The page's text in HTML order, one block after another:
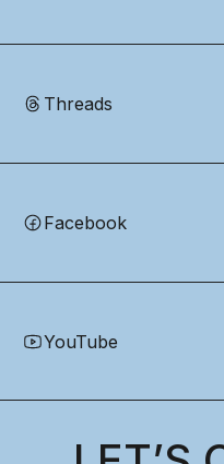
Threads
Facebook
YouTube